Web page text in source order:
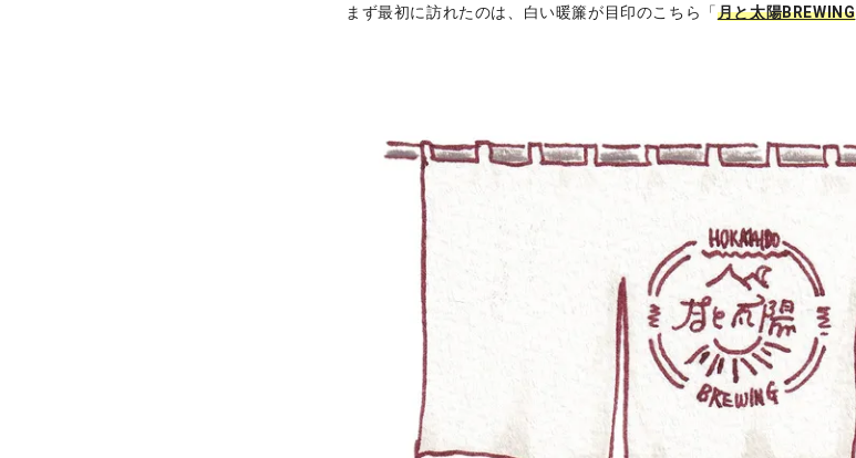
まず最初に訪れたのは、白い暖簾が目印のこちら「月と太陽BREWING